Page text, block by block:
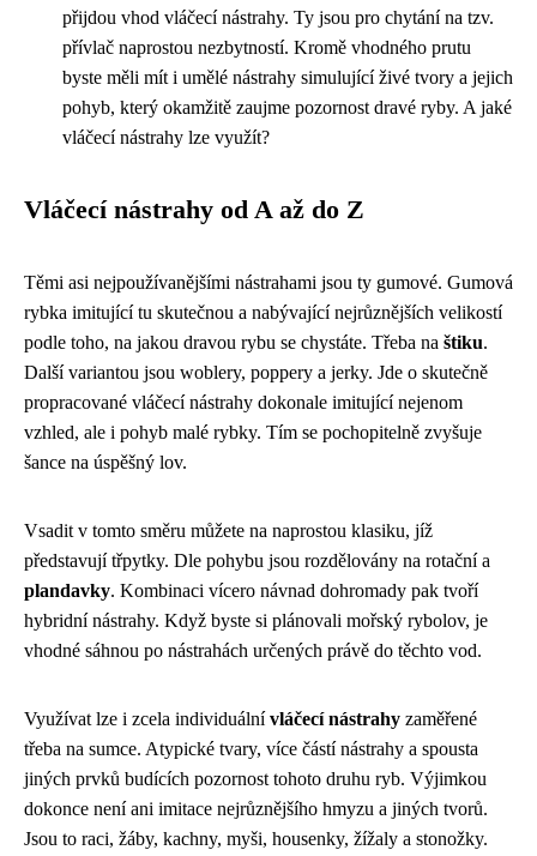
přijdou vhod vláčecí nástrahy. Ty jsou pro chytání na tzv.
přívlač naprostou nezbytností. Kromě vhodného prutu
byste měli mít i umělé nástrahy simulující živé tvory a jejich
pohyb, který okamžitě zaujme pozornost dravé ryby. A jaké
vláčecí nástrahy lze využít?
Vláčecí nástrahy od A až do Z
Těmi asi nejpoužívanějšími nástrahami jsou ty gumové. Gumová
rybka imitující tu skutečnou a nabývající nejrůznějších velikostí
podle toho, na jakou dravou rybu se chystáte. Třeba na štiku.
Další variantou jsou woblery, poppery a jerky. Jde o skutečně
propracované vláčecí nástrahy dokonale imitující nejenom
vzhled, ale i pohyb malé rybky. Tím se pochopitelně zvyšuje
šance na úspěšný lov.
Vsadit v tomto směru můžete na naprostou klasiku, jíž
představují třpytky. Dle pohybu jsou rozdělovány na rotační a
plandavky. Kombinaci vícero návnad dohromady pak tvoří
hybridní nástrahy. Když byste si plánovali mořský rybolov, je
vhodné sáhnou po nástrahách určených právě do těchto vod.
Využívat lze i zcela individuálnívláčecí nástrahy zaměřené
třeba na sumce. Atypické tvary, více částí nástrahy a spousta
jiných prvků budících pozornost tohoto druhu ryb. Výjimkou
dokonce není ani imitace nejrůznějšího hmyzu a jiných tvorů.
Jsou to raci, žáby, kachny, myši, housenky, žížaly a stonožky.